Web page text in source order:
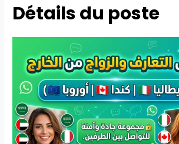
Détails du poste